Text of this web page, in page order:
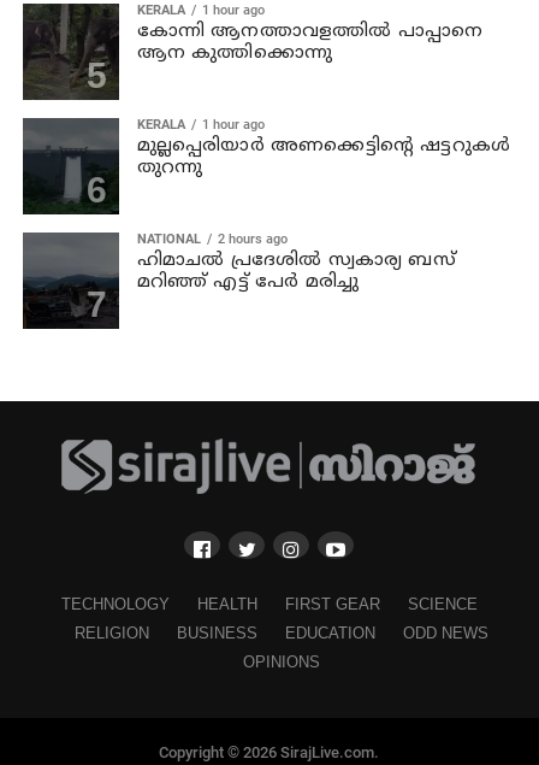
KERALA 1 hour ago
കോന്നി ആനത്താവളത്തില്‍ പാപ്പാനെ
ആന കുത്തിക്കൊന്നു
KERALA 1 hour ago
മുല്ലപ്പെരിയാര്‍ അണക്കെട്ടിന്റെ ഷട്ടറുകള്‍
തുറന്നു
NATIONAL 2 hours ago
ഹിമാചല്‍ പ്രദേശില്‍ സ്വകാര്യ ബസ്
മറിഞ്ഞ് എട്ട് പേര്‍ മരിച്ചു
TECHNOLOGY HEALTH FIRST GEAR
SCIENCE
RELIGION
BUSINESS EDUCATION
ODD NEWS
OPINIONS
Copyright © 2026 SirajLive.com.